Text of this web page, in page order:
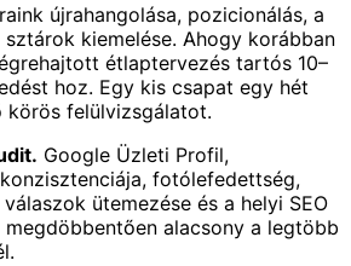
újrahangolása, pozicionálás, a
kiemelése. Ahogy korábban
étlaptervezés tartós 10–
hoz. Egy kis csapat egy hét
körös felülvizsgálatot.
Google Üzleti Profil,
fotólefedettség,
ütemezése és a helyi SEO
alacsony a legtöbb